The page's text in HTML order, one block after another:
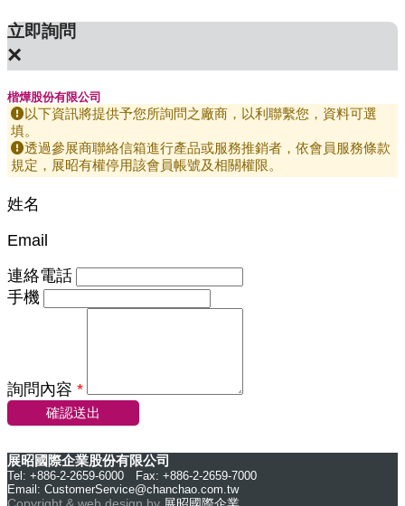
立即詢問
×
楷燁股份有限公司
以下資訊將提供予您所詢問之廠商，以利聯繫您，資料可選
填。
透過參展商聯絡信箱進行產品或服務推銷者，依會員服務條款
規定，展昭有權停用該會員帳號及相關權限。
姓名
Email
連絡電話
手機
詢問內容 *
確認送出
展昭國際企業股份有限公司
Tel: +886-2-2659-6000 Fax: +886-2-2659-7000
Email: CustomerService@chanchao.com.tw
Copyright & web design by 展昭國際企業